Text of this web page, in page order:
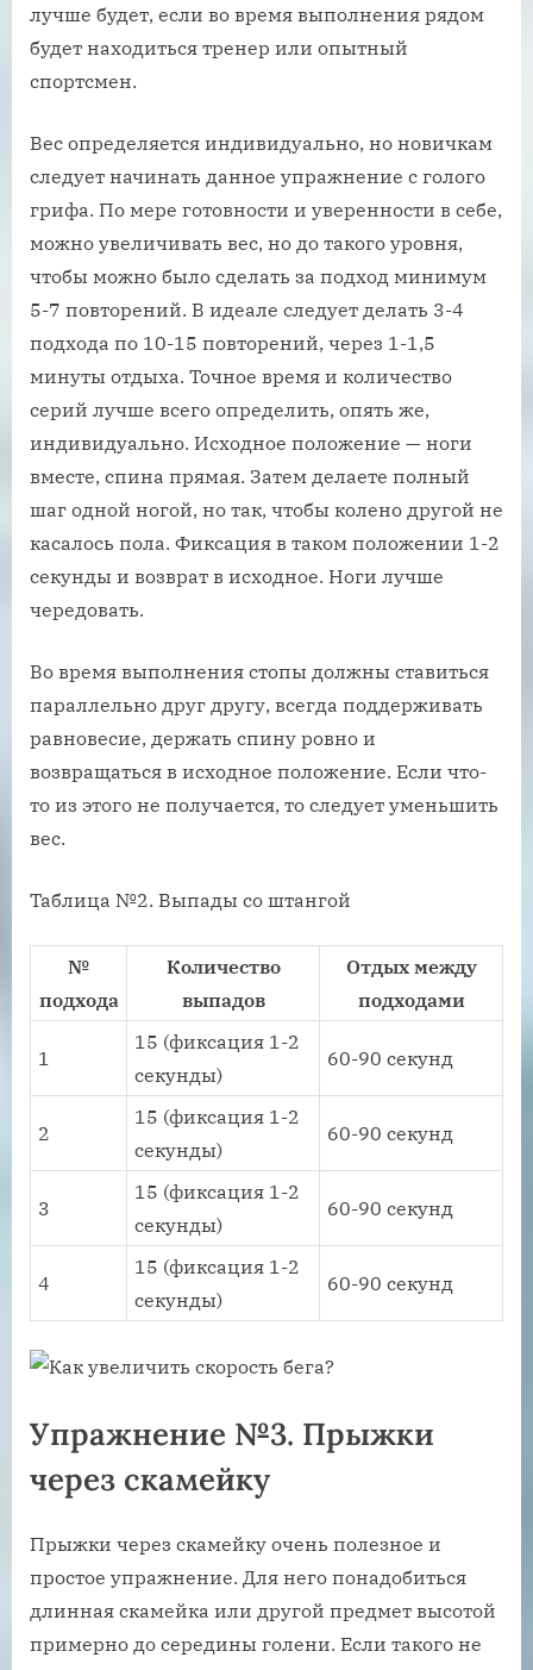
лучше будет, если во время выполнения рядом
будет находиться тренер или опытный
спортсмен.
Вес определяется индивидуально, но новичкам
следует начинать данное упражнение с голого
грифа. По мере готовности и уверенности в себе,
можно увеличивать вес, но до такого уровня,
чтобы можно было сделать за подход минимум
5-7 повторений. В идеале следует делать 3-4
подхода по 10-15 повторений, через 1-1,5
минуты отдыха. Точное время и количество
серий лучше всего определить, опять же,
индивидуально. Исходное положение — ноги
вместе, спина прямая. Затем делаете полный
шаг одной ногой, но так, чтобы колено другой не
касалось пола. Фиксация в таком положении 1-2
секунды и возврат в исходное. Ноги лучше
чередовать.
Во время выполнения стопы должны ставиться
параллельно друг другу, всегда поддерживать
равновесие, держать спину ровно и
возвращаться в исходное положение. Если что-
то из этого не получается, то следует уменьшить
вес.
Таблица №2. Выпады со штангой
№
подхода
Количество
выпадов
Отдых между
подходами
1
15 (фиксация 1-2
секунды)
60-90 секунд
2
15 (фиксация 1-2
секунды)
60-90 секунд
3
15 (фиксация 1-2
секунды)
60-90 секунд
4
15 (фиксация 1-2
секунды)
60-90 секунд
Упражнение №3. Прыжки
через скамейку
Прыжки через скамейку очень полезное и
простое упражнение. Для него понадобиться
длинная скамейка или другой предмет высотой
примерно до середины голени. Если такого не